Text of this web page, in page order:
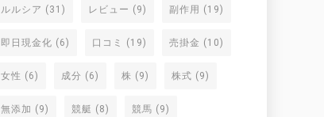
ルルシア (31) レビュー (9) 副作用 (19)
即日現金化 (6) 口コミ (19) 売掛金 (10)
女性 (6) 成分 (6) 株 (9) 株式 (9)
無添加 (9) 競艇 (8) 競馬 (9)